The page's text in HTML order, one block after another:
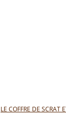
LE COFFRE DE SCRAT